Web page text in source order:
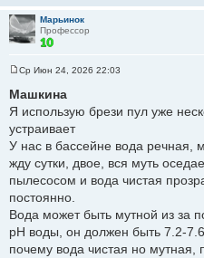
Марьинок
Профессор
о
б
е
н
е
Ср Июн 24, 2026 22:03
Машкина
Я использую брези пул уже
устраивает
У нас в бассейне вода речная,
жду сутки, двое, вся муть
пылесосом и вода чистая
постоянно.
Вода может быть мутной из за
pH воды, он должен быть 7.2-
почему вода чистая но мутная,